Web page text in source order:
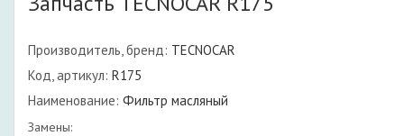
Производитель, бренд: TECNOCAR
Код, артикул: R175
Наименование: Фильтр масляный
Замены: